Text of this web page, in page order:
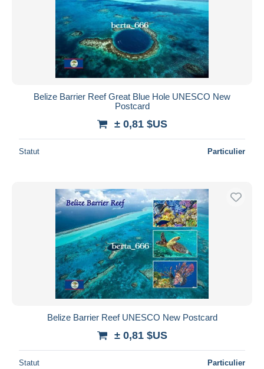
Belize Barrier Reef Great Blue Hole UNESCO New
Postcard
± 0,81 $US
Statut Particulier
Belize Barrier Reef UNESCO New Postcard
± 0,81 $US
Statut Particulier